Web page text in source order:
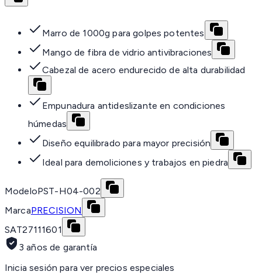
Marro de 1000g para golpes potentes
Mango de fibra de vidrio antivibraciones
Cabezal de acero endurecido de alta durabilidad
Empunadura antideslizante en condiciones
húmedas
Diseño equilibrado para mayor precisión
Ideal para demoliciones y trabajos en piedra
ModeloPST-H04-002
MarcaPRECISION
SAT27111601
3 años de garantía
Inicia sesión para ver precios especiales